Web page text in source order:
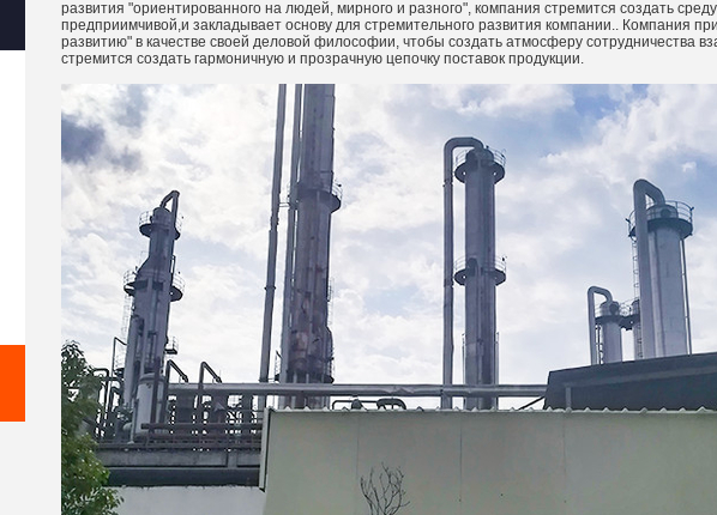
развития "ориентированного на людей, мирного и разного", компания стремится создать
предприимчивой,и закладывает основу для стремительного развития компании.. Компания
развитию" в качестве своей деловой философии, чтобы создать атмосферу сотрудничества
стремится создать гармоничную и прозрачную цепочку поставок продукции.